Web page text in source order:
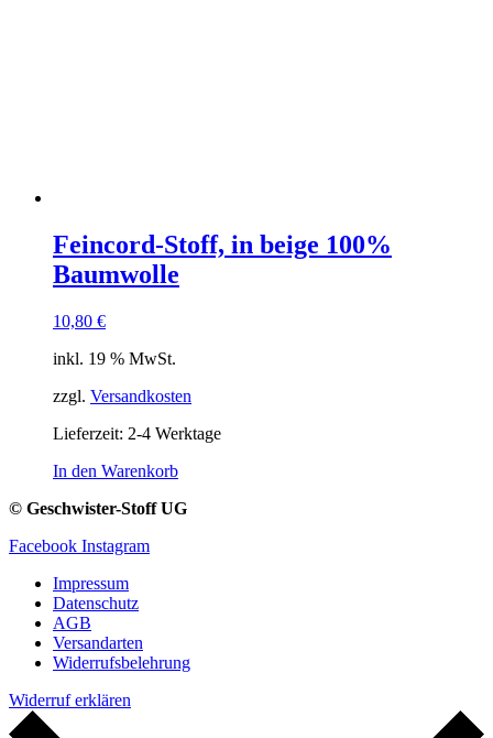
Feincord-Stoff, in beige 100%
Baumwolle
10,80 €
inkl. 19 % MwSt.
zzgl. Versandkosten
Lieferzeit: 2-4 Werktage
In den Warenkorb
© Geschwister-Stoff UG
Facebook Instagram
Impressum
Datenschutz
AGB
Versandarten
Widerrufsbelehrung
Widerruf erklären